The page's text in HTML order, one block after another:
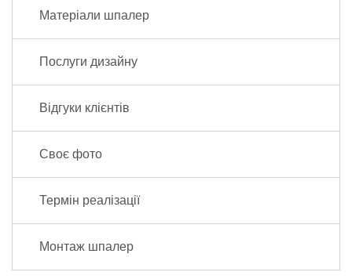
Матеріали шпалер
Послуги дизайну
Відгуки клієнтів
Своє фото
Термін реалізації
Монтаж шпалер